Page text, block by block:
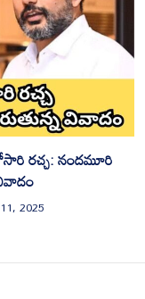
రచ్చ: నందమూరి
2025